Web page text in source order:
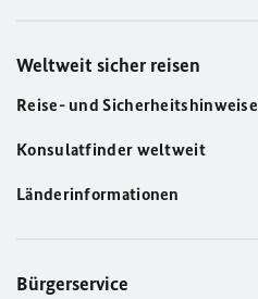
Weltweit sicher reisen
Reise- und Sicherheitshinweise
Konsulatfinder weltweit
Länderinformationen
Bürgerservice